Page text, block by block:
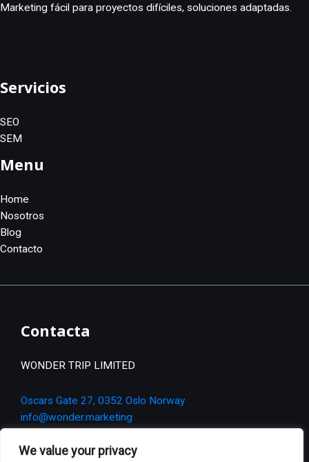
We value your privacy
Marketing fácil para proyectos difíciles, soluciones adaptadas.
Servicios
SEO
SEM
Menu
Home
Nosotros
Blog
Contacto
Contacta
WONDER TRIP LIMITED
Oscars Gate 27, 0352 Oslo Norway
info@wonder.marketing